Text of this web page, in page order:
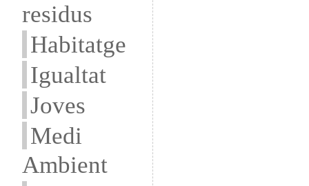
residus
Habitatge
Igualtat
Joves
Medi
Ambient